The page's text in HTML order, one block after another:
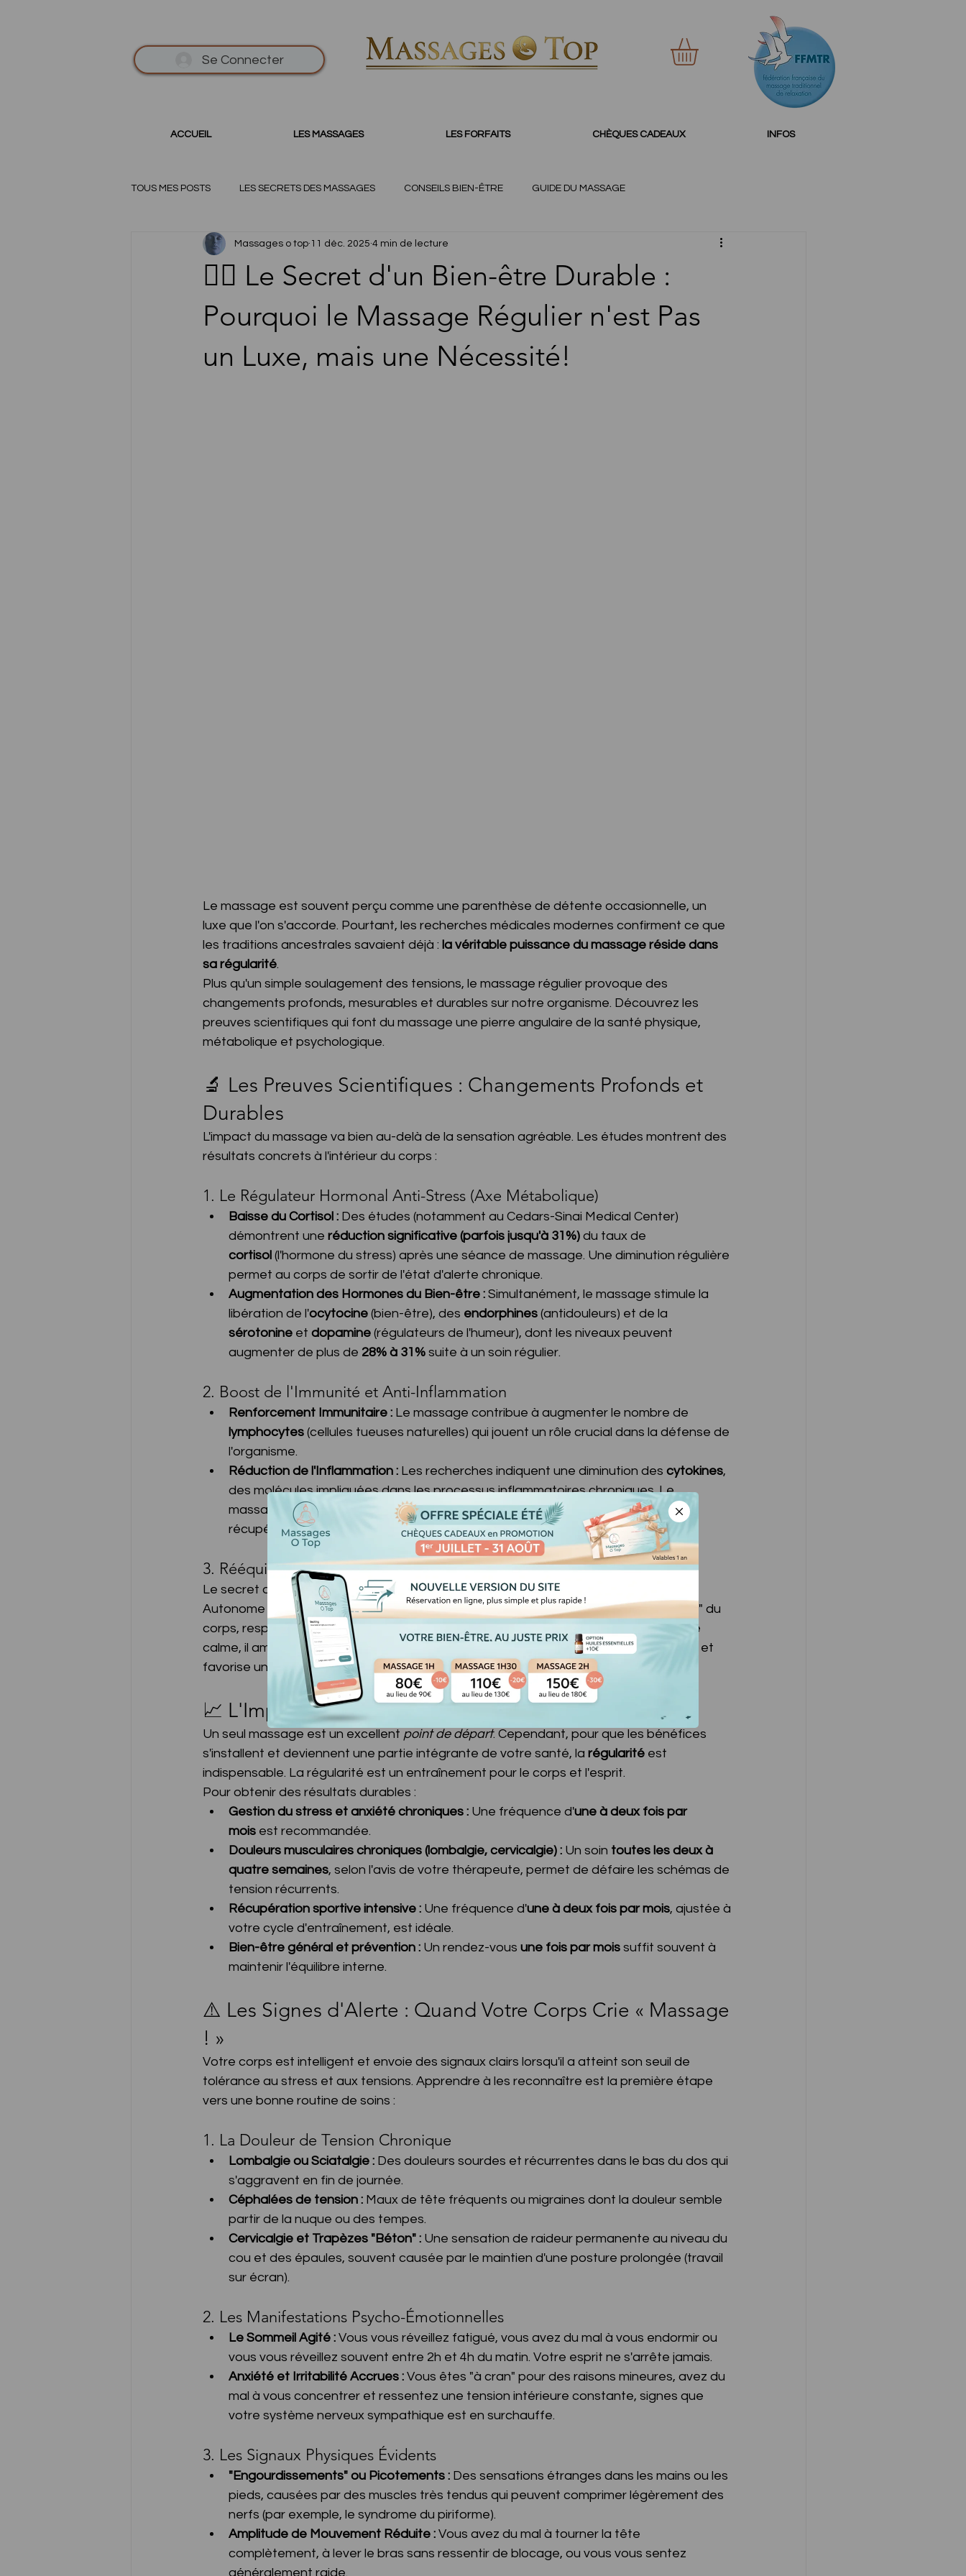
Se Connecter
ACCUEIL LES MASSAGES LES FORFAITS CHÈQUES CADEAUX INFOS
TOUS MES POSTS LES SECRETS DES MASSAGES CONSEILS BIEN-ÊTRE GUIDE DU MASSAGE
💆‍♀️ Le Secret d'un Bien-être Durable :
Pourquoi le Massage Régulier n'est Pas
un Luxe, mais une Nécessité!
Massages o top 11 déc. 2025 4 min de lecture
Le massage est souvent perçu comme une parenthèse de détente occasionnelle, un
luxe que l'on s'accorde. Pourtant, les recherches médicales modernes confirment ce que
les traditions ancestrales savaient déjà : la véritable puissance du massage réside dans
sa régularité.
Plus qu'un simple soulagement des tensions, le massage régulier provoque des
changements profonds, mesurables et durables sur notre organisme. Découvrez les
preuves scientifiques qui font du massage une pierre angulaire de la santé physique,
métabolique et psychologique.
🔬 Les Preuves Scientifiques : Changements Profonds et
Durables
L'impact du massage va bien au-delà de la sensation agréable. Les études montrent des
résultats concrets à l'intérieur du corps :
1. Le Régulateur Hormonal Anti-Stress (Axe Métabolique)
Baisse du Cortisol : Des études (notamment au Cedars-Sinai Medical Center)
démontrent une réduction significative (parfois jusqu'à 31%) du taux de
cortisol (l'hormone du stress) après une séance de massage. Une diminution régulière
permet au corps de sortir de l'état d'alerte chronique.
Augmentation des Hormones du Bien-être : Simultanément, le massage stimule la
libération de l'ocytocine (bien-être), des endorphines (antidouleurs) et de la
sérotonine et dopamine (régulateurs de l'humeur), dont les niveaux peuvent
augmenter de plus de 28% à 31% suite à un soin régulier.
2. Boost de l'Immunité et Anti-Inflammation
Renforcement Immunitaire : Le massage contribue à augmenter le nombre de
lymphocytes (cellules tueuses naturelles) qui jouent un rôle crucial dans la défense de
l'organisme.
Réduction de l'Inflammation : Les recherches indiquent une diminution des cytokines,
des molécules impliquées dans les processus inflammatoires chroniques. Le
massage agit comme un puissant anti-inflammatoire naturel, favorisant la
récupération musculaire.
3. Rééquilibrage du Système Nerveux et Qualité du Sommeil
Le secret de la relaxation durable réside dans le rééquilibrage du Système Nerveux
Autonome (SNA). Le massage active le Système Nerveux Parasympathique
(le "frein" du
corps, responsable de la récupération). En entraînant le corps à revenir à cet état de
calme, il améliore le tonus vagal
(la résistance au stress), ralentit le rythme cardiaque et
favorise un sommeil réparateur et une meilleure clarté mentale.
📈 L'Importance Capitale de la Régularité
Un seul massage est un excellent point de départ. Cependant, pour que les bénéfices
s'installent et deviennent une partie intégrante de votre santé, la régularité est
indispensable. La régularité est un entraînement pour le corps et l'esprit.
Pour obtenir des résultats durables :
Gestion du stress et anxiété chroniques : Une fréquence d'une à deux fois par
mois est recommandée.
Douleurs musculaires chroniques (lombalgie, cervicalgie) : Un soin toutes les deux à
quatre semaines, selon l'avis de votre thérapeute, permet de défaire les schémas de
tension récurrents.
Récupération sportive intensive : Une fréquence d'une à deux fois par mois, ajustée à
votre cycle d'entraînement, est idéale.
Bien-être général et prévention : Un rendez-vous une fois par mois suffit souvent à
maintenir l'équilibre interne.
⚠️ Les Signes d'Alerte : Quand Votre Corps Crie « Massage
! »
Votre corps est intelligent et envoie des signaux clairs lorsqu'il a atteint son seuil de
tolérance au stress et aux tensions. Apprendre à les reconnaître est la première étape
vers une bonne routine de soins :
1. La Douleur de Tension Chronique
Lombalgie ou Sciatalgie : Des douleurs sourdes et récurrentes dans le bas du dos qui
s'aggravent en fin de journée.
Céphalées de tension : Maux de tête fréquents ou migraines dont la douleur semble
partir de la nuque ou des tempes.
Cervicalgie et Trapèzes "Béton" : Une sensation de raideur permanente au niveau du
cou et des épaules, souvent causée par le maintien d'une posture prolongée (travail
sur écran).
2. Les Manifestations Psycho-Émotionnelles
Le Sommeil Agité : Vous vous réveillez fatigué, vous avez du mal à vous endormir ou
vous vous réveillez souvent entre 2h et 4h du matin. Votre esprit ne s'arrête jamais.
Anxiété et Irritabilité Accrues : Vous êtes "à cran" pour des raisons mineures, avez du
mal à vous concentrer et ressentez une tension intérieure constante, signes que
votre système nerveux sympathique est en surchauffe.
3. Les Signaux Physiques Évidents
"Engourdissements" ou Picotements : Des sensations étranges dans les mains ou les
pieds, causées par des muscles très tendus qui peuvent comprimer légèrement des
nerfs (par exemple, le syndrome du piriforme).
Amplitude de Mouvement Réduite : Vous avez du mal à tourner la tête
complètement, à lever le bras sans ressentir de blocage, ou vous vous sentez
généralement raide.